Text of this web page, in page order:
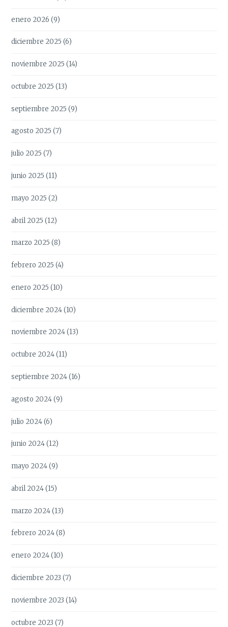
enero 2026 (9)
diciembre 2025 (6)
noviembre 2025 (14)
octubre 2025 (13)
septiembre 2025 (9)
agosto 2025 (7)
julio 2025 (7)
junio 2025 (11)
mayo 2025 (2)
abril 2025 (12)
marzo 2025 (8)
febrero 2025 (4)
enero 2025 (10)
diciembre 2024(10)
noviembre 2024(13)
octubre 2024(11)
septiembre 2024(16)
agosto 2024(9)
julio 2024(6)
junio 2024(12)
mayo 2024(9)
abril 2024(15)
marzo 2024(13)
febrero 2024(8)
enero 2024(10)
diciembre 2023 (7)
noviembre 2023 (14)
octubre 2023 (7)